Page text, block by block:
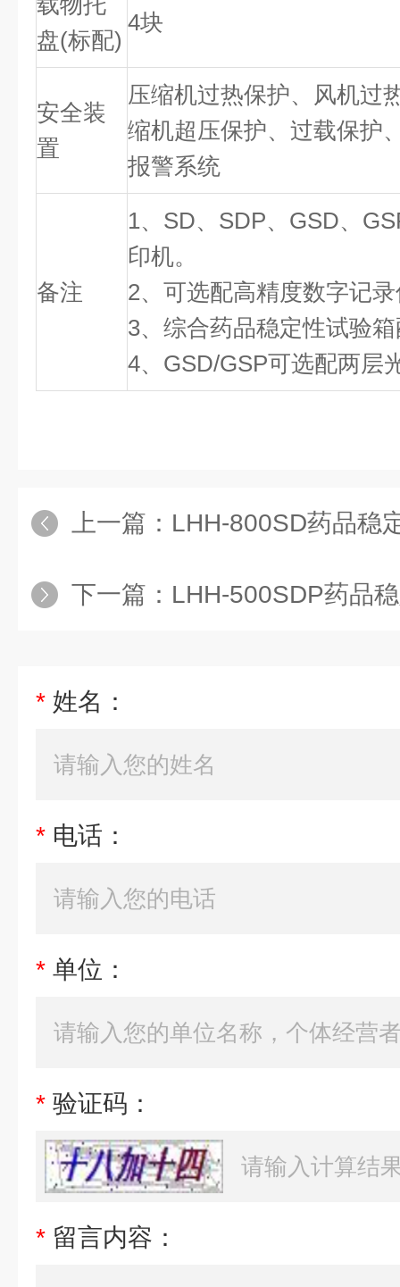
盘(标配)
4块
安全装
置
压缩机过热保护、风机过
缩机超压保护、过载保护
报警系统
备注
1、SD、SDP、GSD、
印机。
2、可选配高精度数字记
3、综合药品稳定性试验
4、GSD/GSP可选配两层
上一篇： LHH-800SD药品稳定性
下一篇： LHH-500SDP药品稳定性试
* 姓名：
* 电话：
* 单位：
* 验证码：
* 留言内容：